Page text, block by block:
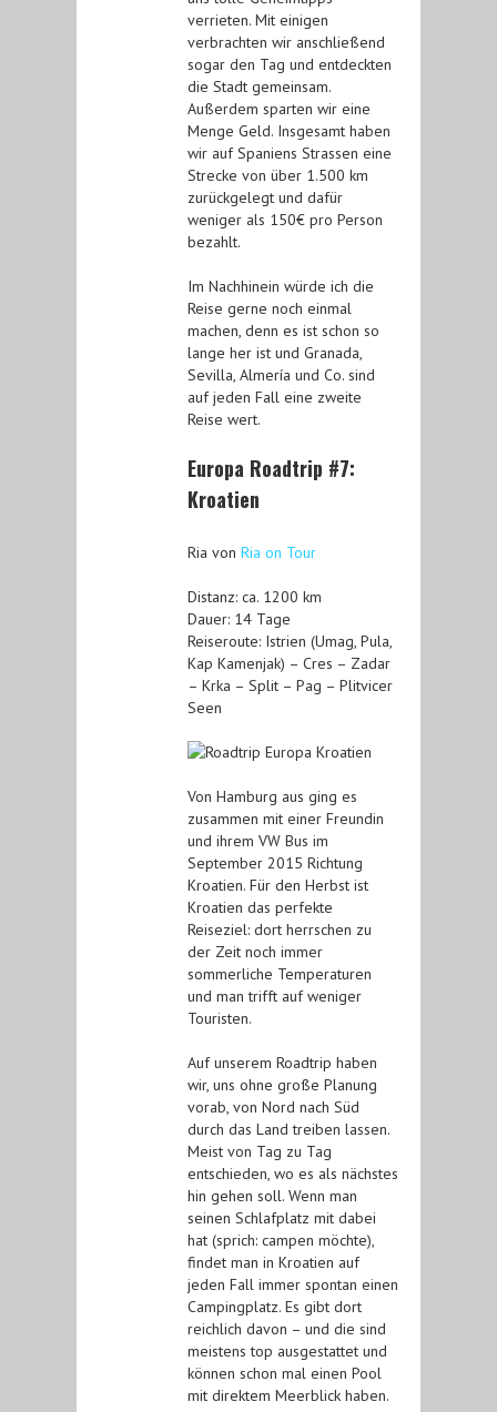
verrieten. Mit einigen
verbrachten wir anschließend
sogar den Tag und entdeckten
die Stadt gemeinsam.
Außerdem sparten wir eine
Menge Geld. Insgesamt haben
wir auf Spaniens Strassen eine
Strecke von über 1.500 km
zurückgelegt und dafür
weniger als 150€ pro Person
bezahlt.
Im Nachhinein würde ich die
Reise gerne noch einmal
machen, denn es ist schon so
lange her ist und Granada,
Sevilla, Almería und Co. sind
auf jeden Fall eine zweite
Reise wert.
Europa Roadtrip #7:
Kroatien
Ria von Ria on Tour
Distanz: ca. 1200 km
Dauer: 14 Tage
Reiseroute: Istrien (Umag, Pula,
Kap Kamenjak) – Cres – Zadar
– Krka – Split – Pag – Plitvicer
Seen
Von Hamburg aus ging es
zusammen mit einer Freundin
und ihrem VW Bus im
September 2015 Richtung
Kroatien. Für den Herbst ist
Kroatien das perfekte
Reiseziel: dort herrschen zu
der Zeit noch immer
sommerliche Temperaturen
und man trifft auf weniger
Touristen.
Auf unserem Roadtrip haben
wir, uns ohne große Planung
vorab, von Nord nach Süd
durch das Land treiben lassen.
Meist von Tag zu Tag
entschieden, wo es als nächstes
hin gehen soll. Wenn man
seinen Schlafplatz mit dabei
hat (sprich: campen möchte),
findet man in Kroatien auf
jeden Fall immer spontan einen
Campingplatz. Es gibt dort
reichlich davon – und die sind
meistens top ausgestattet und
können schon mal einen Pool
mit direktem Meerblick haben.